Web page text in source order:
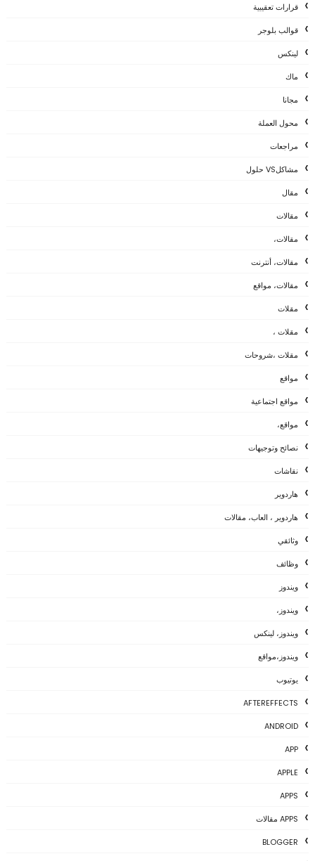
قرارات تعقيبية
قوالب بلوجر
لينكس
ماك
مجانا
محول العملة
مراجعات
مشاكلVS حلول
مقال
مقالات
مقالات،
مقالات، أنترنت
مقالات، مواقع
مقلات
مقلات ،
مقلات ،شروحات
مواقع
مواقع اجتماعية
مواقع،
نصائح وتوجيهات
نقاشات
هاردوير
هاردوير ، العاب، مقالات
وثائقي
وظائف
ويندوز
ويندوز،
ويندوز، لينكس
ويندوز،مواقع
يوتيوب
AFTEREFFECTS
ANDROID
APP
APPLE
APPS
APPS مقالات
BLOGGER